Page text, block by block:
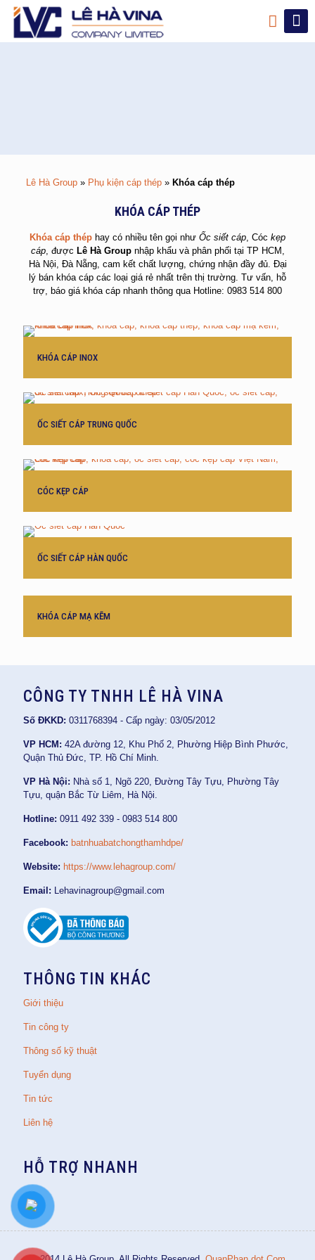
Lê Hà Group» Phụ kiện cáp thép» Khóa cáp thép
KHÓA CÁP THÉP
Khóa cáp thép hay có nhiều tên gọi như Ốc siết cáp, Cóc kẹp
cáp, được Lê Hà Groupnhập khẩu và phân phối tại TP HCM,
Hà Nội, Đà Nẵng, cam kết chất lượng, chứng nhận đầy đủ. Đại
lý bán khóa cáp các loại giá rẻ nhất trên thị trường. Tư vấn, hỗ
trợ, báo giá khóa cáp nhanh thông qua Hotline: 0983 514 800
KHÓA CÁP INOX
ỐC SIẾT CÁP TRUNG QUỐC
CÓC KẸP CÁP
ỐC SIẾT CÁP HÀN QUỐC
KHÓA CÁP MẠ KẼM
CÔNG TY TNHH LÊ HÀ VINA
Số ĐKKD: 0311768394 - Cấp ngày: 03/05/2012
VP HCM: 42A đường 12, Khu Phố 2, Phường Hiệp Bình Phước,
Quận Thủ Đức, TP. Hồ Chí Minh.
VP Hà Nội: Nhà số 1, Ngõ 220, Đường Tây Tựu, Phường Tây
Tựu, quận Bắc Từ Liêm, Hà Nội.
Hotline: 0911 492 339 - 0983 514 800
Facebook: batnhuabatchongthamhdpe/
Website: https://www.lehagroup.com/
Email: Lehavinagroup@gmail.com
THÔNG TIN KHÁC
Giới thiệu
Tin công ty
Thông số kỹ thuật
Tuyển dụng
Tin tức
Liên hệ
HỖ TRỢ NHANH